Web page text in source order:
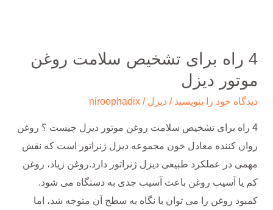
4 راه برای تشخیص سلامت روغن
موتور دیزل
دیدگاه‌ خود را بنویسید /دیزل /
niroophadix
4 راه برای تشخیص سلامت روغن موتور دیزل چیست ؟ روغن
روان کننده معادل خون مجموعه دیزل ژنراتور است که نقش
مهمی در عملکرد طبیعی دیزل ژنراتور دارد.روغن زیاد، روغن
کم یا آسیب روغن باعث آسیب جدی به دستگاه می شود.
کمبود روغن را می توان با نگاه به سطح آن متوجه شد، اما